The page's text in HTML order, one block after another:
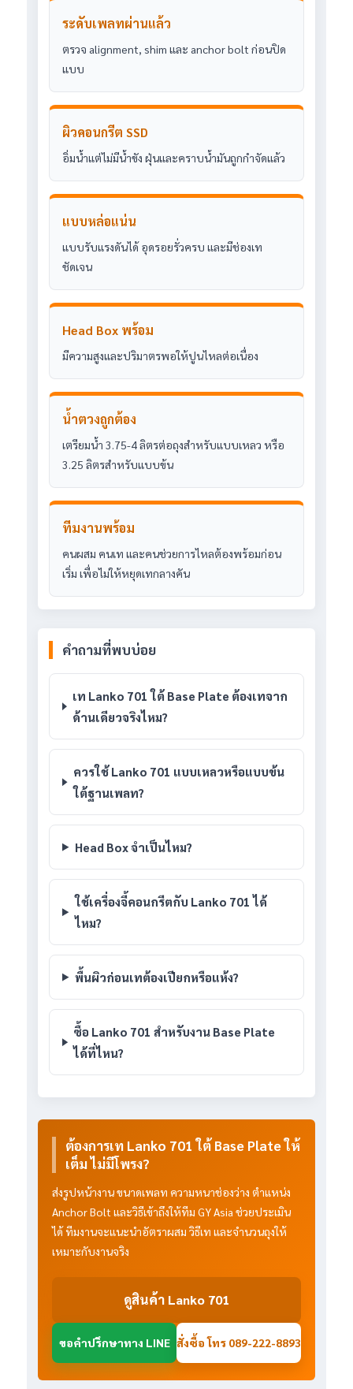
ระดับเพลทผ่านแล้ว
ตรวจ alignment, shim และ anchor bolt ก่อนปิด
แบบ
ผิวคอนกรีต SSD
อิ่มน้ำแต่ไม่มีน้ำขัง ฝุ่นและคราบน้ำมันถูกกำจัดแล้ว
แบบหล่อแน่น
แบบรับแรงดันได้ อุดรอยรั่วครบ และมีช่องเท
ชัดเจน
Head Box พร้อม
มีความสูงและปริมาตรพอให้ปูนไหลต่อเนื่อง
น้ำตวงถูกต้อง
เตรียมน้ำ 3.75-4 ลิตรต่อถุงสำหรับแบบเหลว หรือ
3.25 ลิตรสำหรับแบบข้น
ทีมงานพร้อม
คนผสม คนเท และคนช่วยการไหลต้องพร้อมก่อน
เริ่ม เพื่อไม่ให้หยุดเทกลางคัน
คำถามที่พบบ่อย
เท Lanko 701 ใต้ Base Plate ต้องเทจาก
ด้านเดียวจริงไหม?
ควรใช้ Lanko 701 แบบเหลวหรือแบบข้น
ใต้ฐานเพลท?
Head Box จำเป็นไหม?
ใช้เครื่องจี้คอนกรีตกับ Lanko 701 ได้
ไหม?
พื้นผิวก่อนเทต้องเปียกหรือแห้ง?
ซื้อ Lanko 701 สำหรับงาน Base Plate
ได้ที่ไหน?
ต้องการเท Lanko 701 ใต้ Base Plate ให้
เต็ม ไม่มีโพรง?
ส่งรูปหน้างาน ขนาดเพลท ความหนาช่องว่าง ตำแหน่ง
Anchor Bolt และวิธีเข้าถึงให้ทีม GY Asia ช่วยประเมิน
ได้ ทีมงานจะแนะนำอัตราผสม วิธีเท และจำนวนถุงให้
เหมาะกับงานจริง
ดูสินค้า Lanko 701
ขอคำปรึกษาทาง LINE สั่งซื้อ โทร 089-222-8893